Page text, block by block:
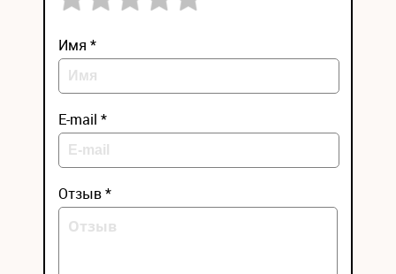
Имя *
E-mail *
Отзыв *